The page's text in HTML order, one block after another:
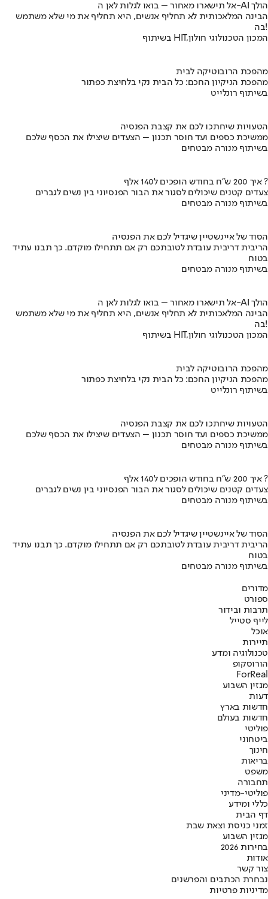
אל תישארו מאחור – בואו לגלות לאן ה-AI הולך
הבינה המלאכותית לא תחליף אנשים, היא תחליף את מי שלא משתמש
בה!
בשיתוף HIT,המכון הטכנולוגי חולון
מהפכת הרובוטיקה לבית
מהפכת הניקיון החכם: כל הבית נקי בלחיצת כפתור
בשיתוף רונלייט
הטעויות שיחתכו לכם את קצבת הפנסיה
ממשיכת כספים ועד חוסר תכנון – הצעדים שיצילו את הכסף שלכם
בשיתוף מנורה מבטחים
איך 200 ש"ח בחודש הופכים ל140 אלף ?
צעדים קטנים שיכולים לסגור את הבור הפנסיוני בין נשים לגברים
בשיתוף מנורה מבטחים
הסוד של איינשטיין שיגדיל לכם את הפנסיה
הריבית דריבית עובדת לטובתכם רק אם תתחילו מוקדם. כך תבנו עתיד
בטוח
בשיתוף מנורה מבטחים
אל תישארו מאחור – בואו לגלות לאן ה-AI הולך
הבינה המלאכותית לא תחליף אנשים, היא תחליף את מי שלא משתמש
בה!
בשיתוף HIT,המכון הטכנולוגי חולון
מהפכת הרובוטיקה לבית
מהפכת הניקיון החכם: כל הבית נקי בלחיצת כפתור
בשיתוף רונלייט
הטעויות שיחתכו לכם את קצבת הפנסיה
ממשיכת כספים ועד חוסר תכנון – הצעדים שיצילו את הכסף שלכם
בשיתוף מנורה מבטחים
איך 200 ש"ח בחודש הופכים ל140 אלף ?
צעדים קטנים שיכולים לסגור את הבור הפנסיוני בין נשים לגברים
בשיתוף מנורה מבטחים
הסוד של איינשטיין שיגדיל לכם את הפנסיה
הריבית דריבית עובדת לטובתכם רק אם תתחילו מוקדם. כך תבנו עתיד
בטוח
בשיתוף מנורה מבטחים
מדורים
ספורט
תרבות ובידור
לייף סטייל
אוכל
תיירות
טכנולוגיה ומדע
הורוסקופ
ForReal
מגזין השבוע
דעות
חדשות בארץ
חדשות בעולם
פוליטי
ביטחוני
חינוך
בריאות
משפט
תחבורה
פוליטי-מדיני
כללי ומידע
דף הבית
זמני כניסת וצאת שבת
מגזין השבוע
בחירות 2026
אודות
צור קשר
נבחרת הכתבים והפרשנים
מדיניות פרטיות